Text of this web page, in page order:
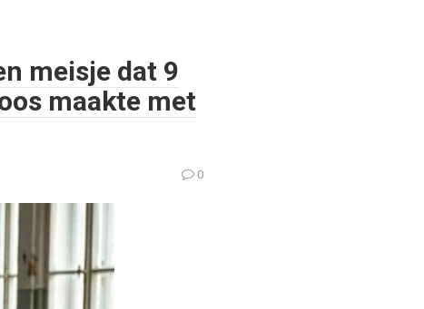
meisje dat 9
maakte met
0